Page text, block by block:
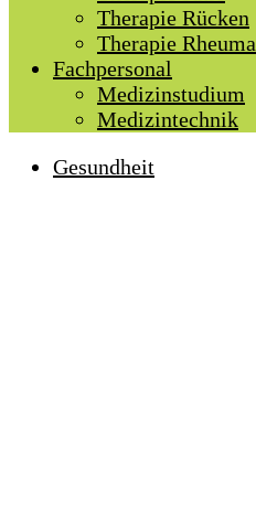
Therapie Rücken
Therapie Rheuma
Fachpersonal
Medizinstudium
Medizintechnik
Gesundheit